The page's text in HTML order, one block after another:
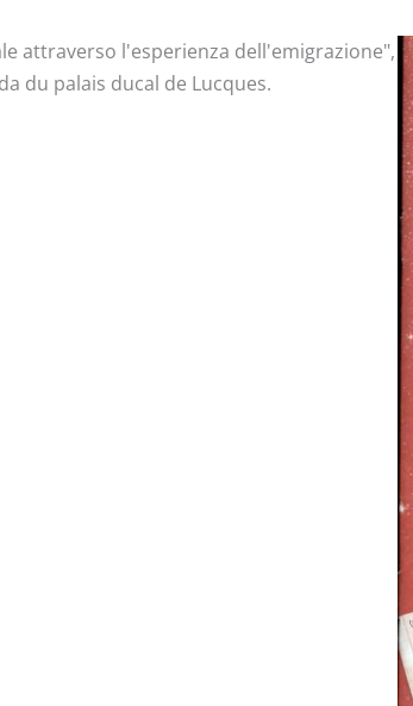
attraverso l'esperienza dell'emigrazione",
du palais ducal de Lucques.